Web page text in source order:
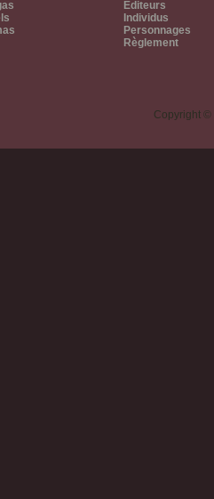
Editeurs
Individus
Personnages
Règlement
Copyright ©